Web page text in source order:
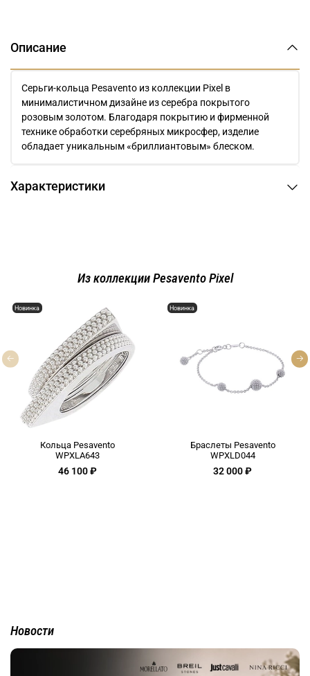
Описание
Серьги-кольца Pesavento из коллекции Pixel в
минималистичном дизайне из серебра покрытого
розовым золотом. Благодаря покрытию и фирменной
технике обработки серебряных микросфер, изделие
обладает уникальным «бриллиантовым» блеском.
Характеристики
Из коллекции Pesavento Pixel
Новинка
Кольца Pesavento
WPXLA643
46 100 ₽
Новинка
Браслеты Pesavento
WPXLD044
32 000 ₽
Новости